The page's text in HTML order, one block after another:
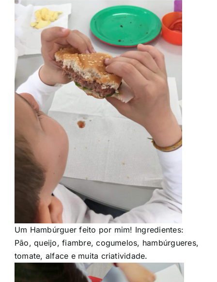
Um Hambúrguer feito por mim! Ingredientes:
Pão, queijo, fiambre, cogumelos, hambúrgueres,
tomate, alface e muita criatividade.